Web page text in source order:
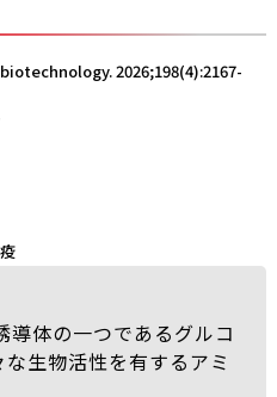
2026;198(4):2167-
体の一つであるグルコ
生物活性を有するアミ